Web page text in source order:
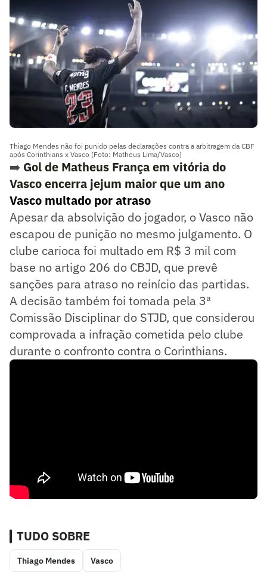
Thiago Mendes não foi punido pelas declarações contra a arbitragem da CBF
após Corinthians x Vasco (Foto: Matheus Lima/Vasco)
➡️ Gol de Matheus França em vitória do
Vasco encerra jejum maior que um ano
Vasco multado por atraso
Apesar da absolvição do jogador, o Vasco não
escapou de punição no mesmo julgamento. O
clube carioca foi multado em R$ 3 mil com
base no artigo 206 do CBJD, que prevê
sanções para atraso no reinício das partidas.
A decisão também foi tomada pela 3ª
Comissão Disciplinar do STJD, que considerou
comprovada a infração cometida pelo clube
durante o confronto contra o Corinthians.
TUDO SOBRE
Thiago Mendes Vasco